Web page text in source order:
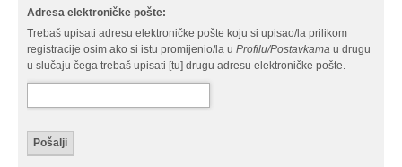
Adresa elektroničke pošte:
Trebaš upisati adresu elektroničke pošte koju si upisao/la prilikom
registracije osim ako si istu promijenio/la u Profilu/Postavkama u drugu
u slučaju čega trebaš upisati [tu] drugu adresu elektroničke pošte.